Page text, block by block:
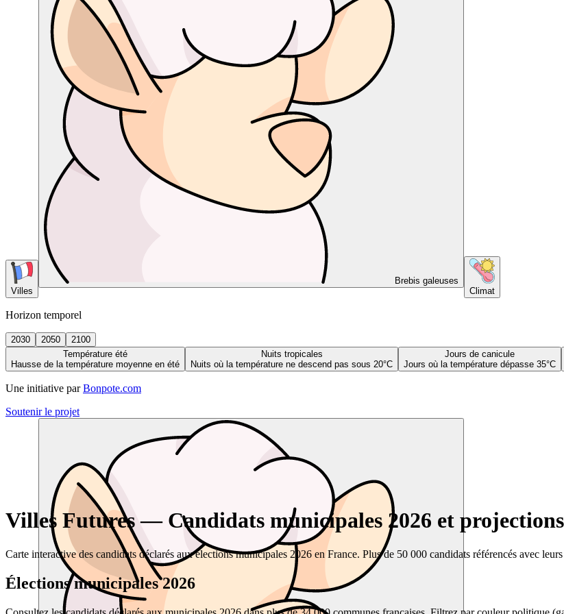
Villes
Brebis galeuses
Climat
Horizon temporel
2030 2050
2100
Température été
Hausse de la température moyenne en été
Nuits tropicales
Nuits où la température ne descend pas sous 20°C
Jours de canicule
Jours où la température dépasse 35°C
Une initiative par Bonpote.com
Soutenir le projet
Villes Futures — Candidats municipales 2026 et
Carte interactive des candidats déclarés aux élections municipales 2026 en France. Plus de 50 000 candidats référencés avec
Élections municipales 2026